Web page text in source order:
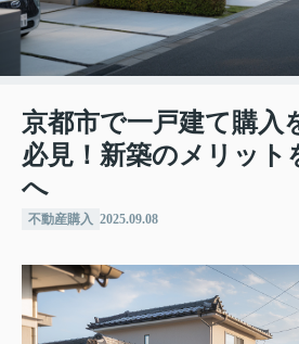
京都市で一戸建て購入
必見！新築のメリット
へ
不動産購入 2025.09.08